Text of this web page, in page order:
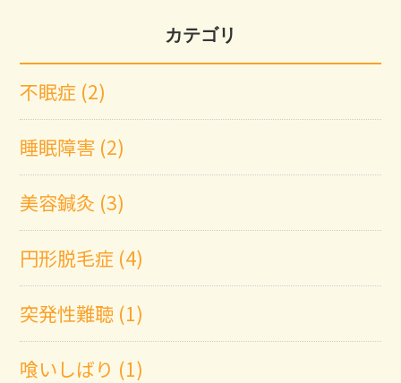
カテゴリ
不眠症 (2)
睡眠障害 (2)
美容鍼灸 (3)
円形脱毛症 (4)
突発性難聴 (1)
喰いしばり (1)